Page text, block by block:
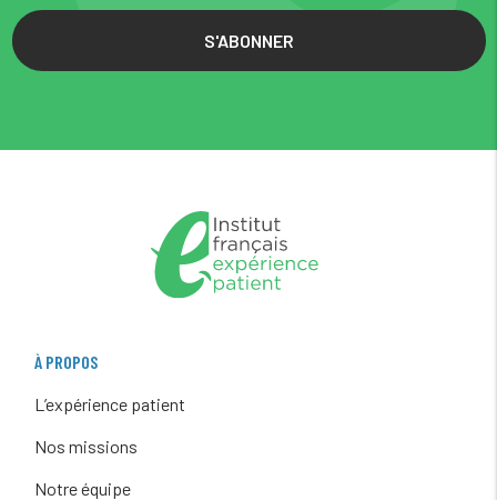
S'ABONNER
À PROPOS
L’expérience patient
Nos missions
Notre équipe